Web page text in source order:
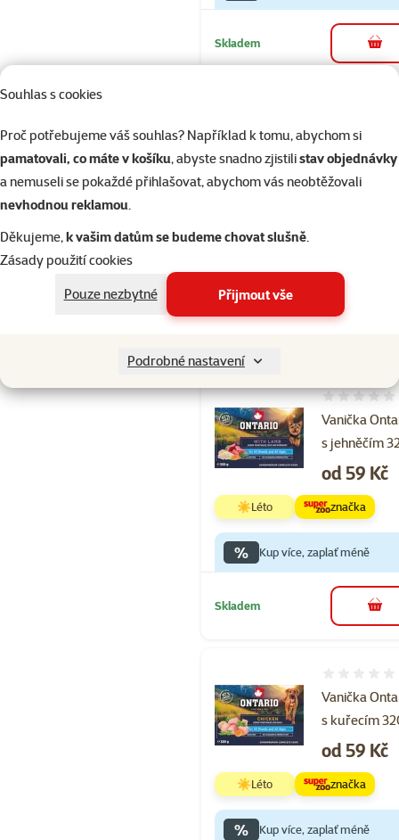
Souhlas s cookies
Proč potřebujeme váš souhlas? Například k tomu, abychom si
pamatovali, co máte v košíku, abyste snadno zjistilistav objednávky
a nemuseli se pokaždé přihlašovat, abychom vás neobtěžovali
nevhodnou reklamou.
Děkujeme,k vašim datům se budeme chovat slušně.
Zásady použití cookies
Pouze nezbytné
Přijmout vše
Podrobné nastavení
Skladem do
Vanička
extra
Cena
% Kup více, zaplať méně
Vanička
s jehněčím
Hodnocení
Cena
od 59 Kč
☀️Léto značka
% Kup více, zaplať méně
Skladem do
Vanička
s kuřecím
Cena
od 59 Kč
☀️Léto značka
% Kup více, zaplať méně